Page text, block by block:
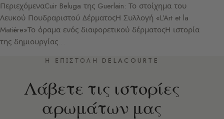
ΠεριεχόμεναCuir Beluga της Guerlain: Το στοίχημα του
Λευκού Πουδραριστού ΔέρματοςΗ Συλλογή «L’Art et la
Matière»Το όραμα ενός διαφορετικού δέρματοςΗ ιστορία
της δημιουργίας…
Η ΕΠΙΣΤΟΛΉ DELACOURTE
Λάβετε τις ιστορίες
αρωμάτων μας